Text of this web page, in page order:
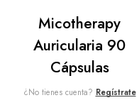
Micotherapy
Auricularia 90
Cápsulas
¿No tienes cuenta? Regístrate